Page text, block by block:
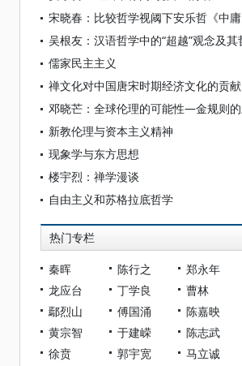
儒家民主主义
禅文化对中国唐宋时期经济文化的贡献
新教伦理与资本主义精神
现象学与东方思想
楼宇烈：禅学漫谈
自由主义和苏格拉底哲学
热门专栏
秦晖 陈行之
郑永年
龙应台
丁学良
曹林
鄢烈山
傅国涌
陈嘉映
黄宗智
于建嵘
陈志武
徐贲
郭宇宽
马立诚